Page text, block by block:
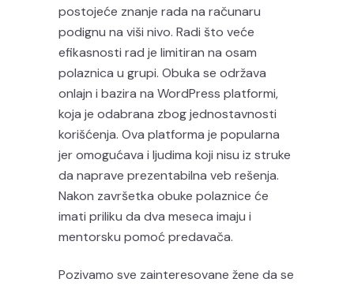
postojeće znanje rada na računaru
podignu na viši nivo. Radi što veće
efikasnosti rad je limitiran na osam
polaznica u grupi. Obuka se održava
onlajn i bazira na WordPress platformi,
koja je odabrana zbog jednostavnosti
korišćenja. Ova platforma je popularna
jer omogućava i ljudima koji nisu iz struke
da naprave prezentabilna veb rešenja.
Nakon završetka obuke polaznice će
imati priliku da dva meseca imaju i
mentorsku pomoć predavača.
Pozivamo sve zainteresovane žene da se